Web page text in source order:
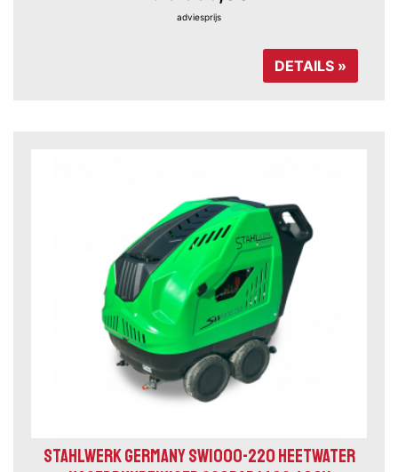
adviesprijs
DETAILS »
STAHLWERK GERMANY SW1000-220 HEETWATER